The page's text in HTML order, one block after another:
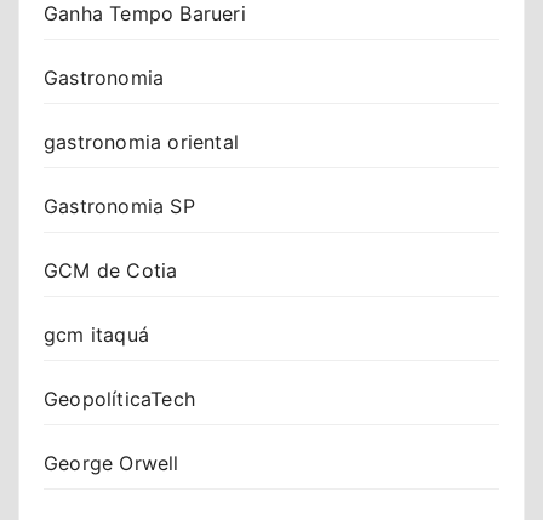
Ganha Tempo Barueri
Gastronomia
gastronomia oriental
Gastronomia SP
GCM de Cotia
gcm itaquá
GeopolíticaTech
George Orwell